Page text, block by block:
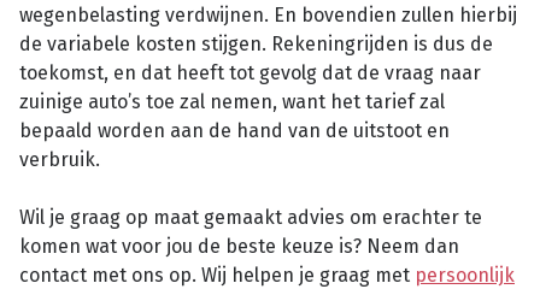
wegenbelasting verdwijnen. En bovendien zullen hierbij
de variabele kosten stijgen. Rekeningrijden is dus de
toekomst, en dat heeft tot gevolg dat de vraag naar
zuinige auto’s toe zal nemen, want het tarief zal
bepaald worden aan de hand van de uitstoot en
verbruik.
Wil je graag op maat gemaakt advies om erachter te
komen wat voor jou de beste keuze is? Neem dan
contact met ons op. Wij helpen je graag met persoonlijk